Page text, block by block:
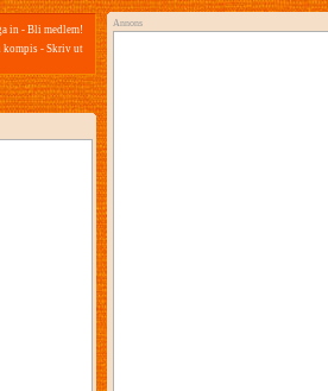
in - Bli medlem!
kompis - Skriv ut
Annons